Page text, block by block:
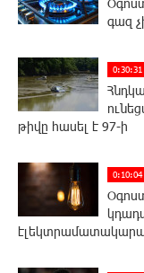
գազ
0:30:31
թիվը հասել է 97-ի
0:10:04